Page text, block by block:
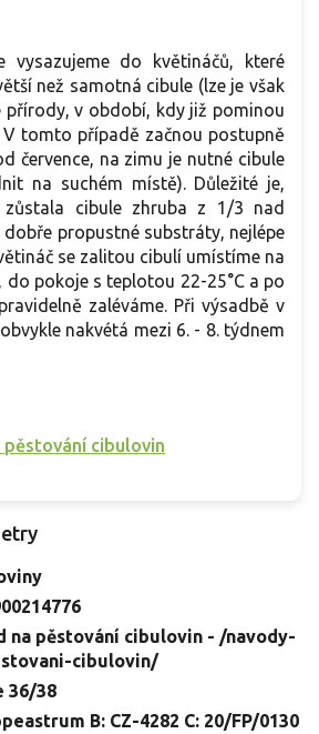
vysazujeme do květináčů, které
než samotná cibule (lze je však
v období, kdy již pominou
tomto případě začnou postupně
července, na zimu je nutné cibule
na suchém místě). Důležité je,
cibule zhruba z 1/3 nad
dobře propustné substráty, nejlépe
se zalitou cibulí umístíme na
do pokoje s teplotou 22-25°C a po
zaléváme. Při výsadbě v
nakvétá mezi 6. - 8. týdnem
pěstování cibulovin
na pěstování cibulovin - /navody-
cibulovin/
36/38
B: CZ-4282 C: 20/FP/0130